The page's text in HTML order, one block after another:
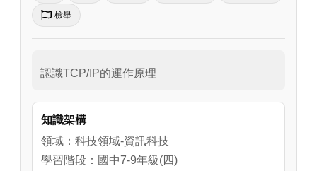
檢舉
知識架構
領域：科技領域-資訊科技
學習階段：國中7-9年級(四)